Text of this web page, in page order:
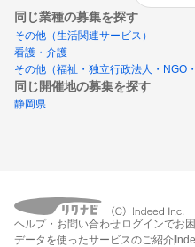
同じ業種の募集を探す
その他（生活関連サービス）
看護・介護
その他（福祉・独立行政法人・NGO
同じ開催地の募集を探す
静岡県
エントリーす
受け
ヘルプ・お問い合わせ ログインでお
データを使ったサービスのご紹介